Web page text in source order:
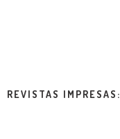
REVISTAS IMPRESAS: